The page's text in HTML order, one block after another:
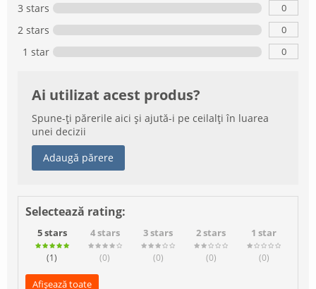
3 stars 0
2 stars 0
1 star 0
Ai utilizat acest produs?
Spune-ți părerile aici și ajută-i pe ceilalți în luarea
unei decizii
Adaugă părere
Selectează rating:
5 stars
(1)
4 stars
(0)
3 stars
(0)
2 stars
(0)
1 star
(0)
Afișează toate